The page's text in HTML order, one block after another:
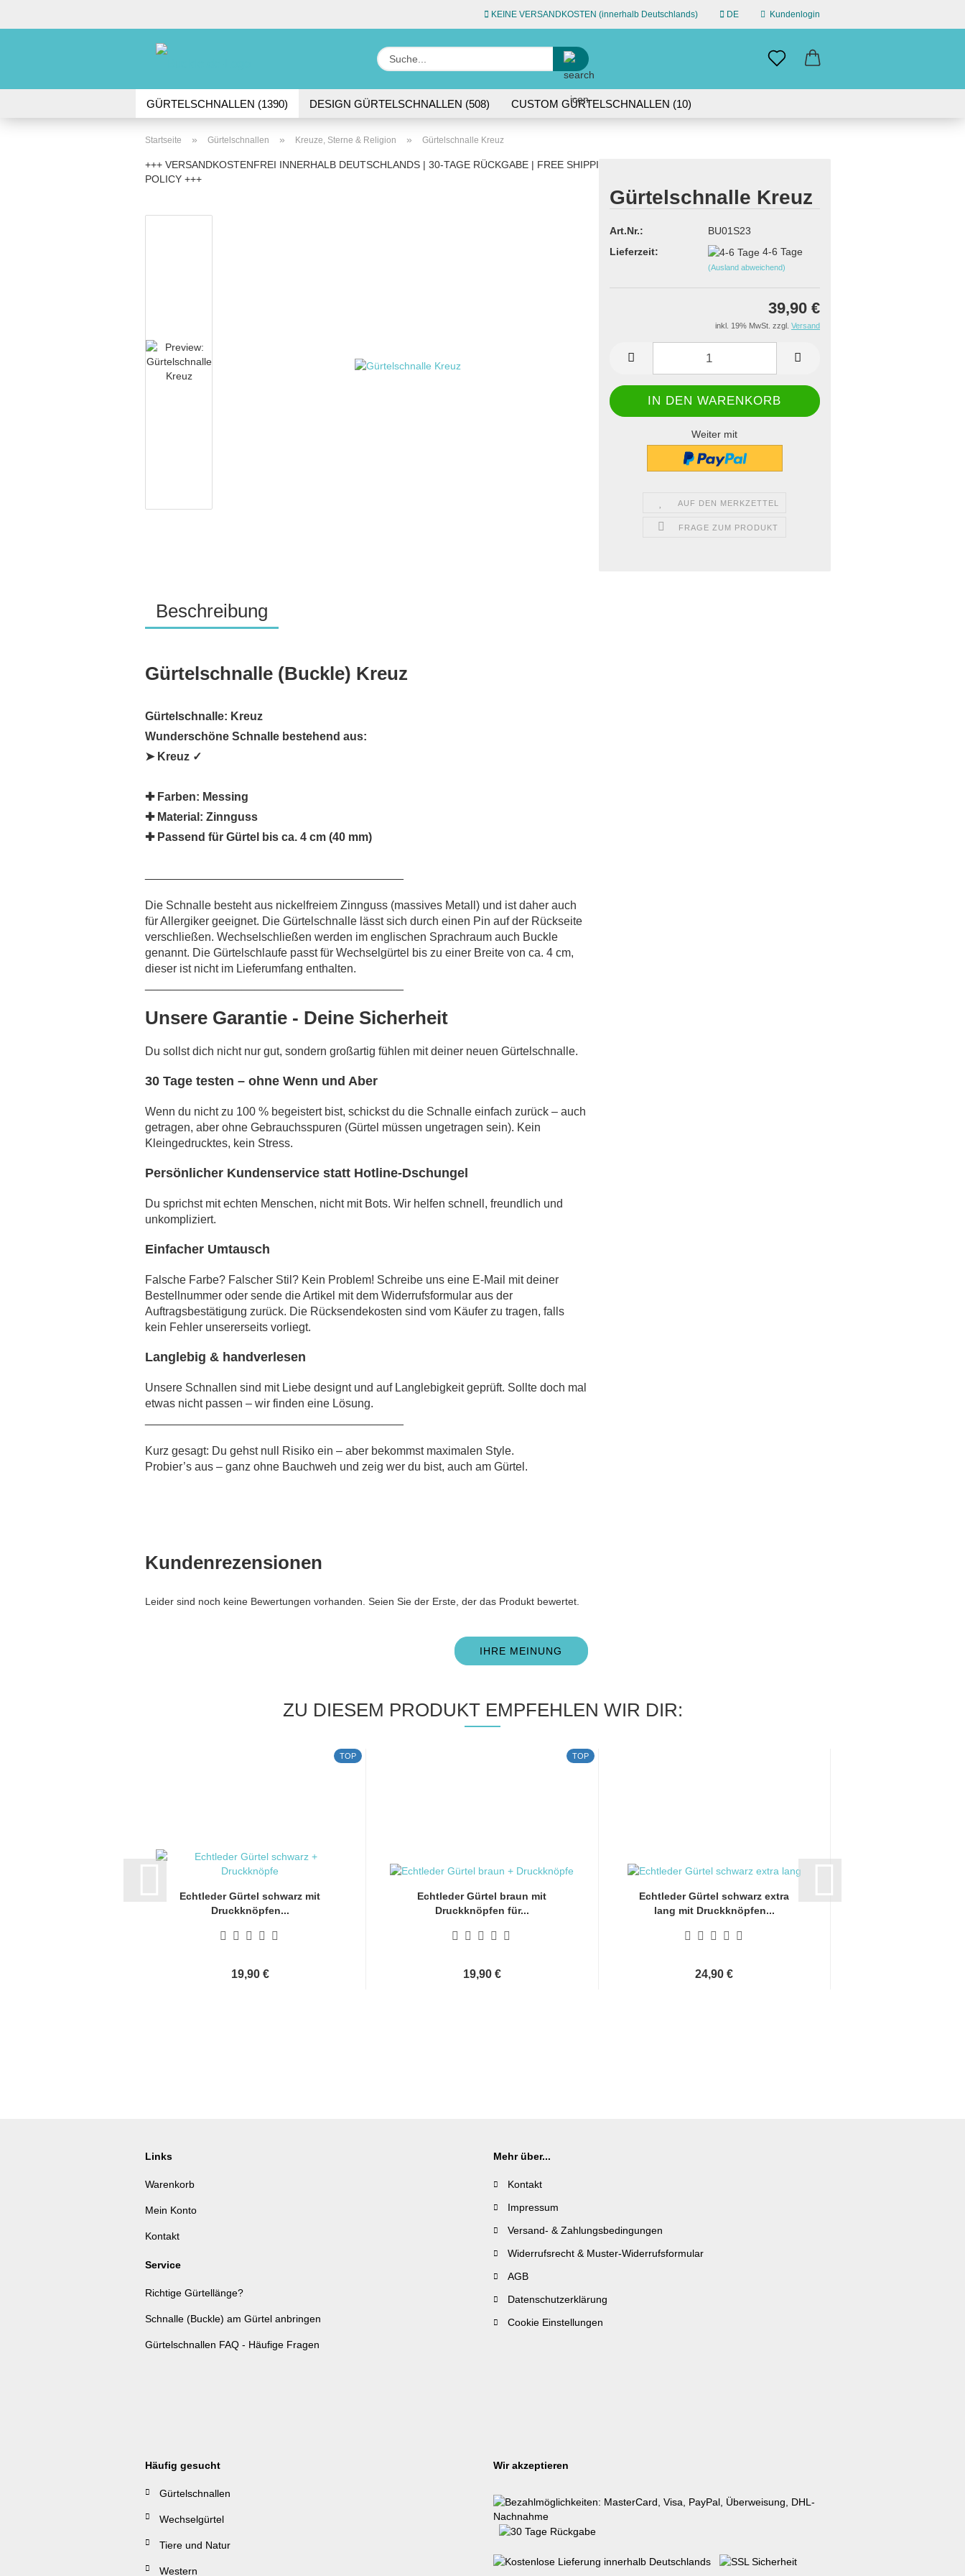
KEINE VERSANDKOSTEN (innerhalb Deutschlands) DE
Sprache auswählen
Kundenlogin
Suche...
GÜRTELSCHNALLEN (1390) DESIGN GÜRTELSCHNALLEN (508) CUSTOM GÜRTELSCHNALLEN (10)
Startseite » Gürtelschnallen » Kreuze, Sterne & Religion » Gürtelschnalle Kreuz
+++ VERSANDKOSTENFREI INNERHALB DEUTSCHLANDS | 30-TAGE RÜCKGABE | FREE SHIPPING WITHIN GERMANY | 30-DAY RETURN
POLICY +++
Gürtelschnalle Kreuz
Art.Nr.:
BU01S23
Lieferzeit:
4-6 Tage
(Ausland abweichend)
39,90 €
inkl. 19% MwSt. zzgl. Versand
Weiter mit
AUF DEN MERKZETTEL
FRAGE ZUM PRODUKT
Beschreibung
Gürtelschnalle (Buckle) Kreuz
Gürtelschnalle: Kreuz
Wunderschöne Schnalle bestehend aus:
➤ Kreuz ✓
✚ Farben: Messing
✚ Material: Zinnguss
✚ Passend für Gürtel bis ca. 4 cm (40 mm)
Die Schnalle besteht aus nickelfreiem Zinnguss (massives Metall) und ist daher auch
für Allergiker geeignet. Die Gürtelschnalle lässt sich durch einen Pin auf der Rückseite
verschließen. Wechselschließen werden im englischen Sprachraum auch Buckle
genannt. Die Gürtelschlaufe passt für Wechselgürtel bis zu einer Breite von ca. 4 cm,
dieser ist nicht im Lieferumfang enthalten.
Unsere Garantie - Deine Sicherheit
Du sollst dich nicht nur gut, sondern großartig fühlen mit deiner neuen Gürtelschnalle.
30 Tage testen – ohne Wenn und Aber
Wenn du nicht zu 100 % begeistert bist, schickst du die Schnalle einfach zurück – auch
getragen, aber ohne Gebrauchsspuren (Gürtel müssen ungetragen sein). Kein
Kleingedrucktes, kein Stress.
Persönlicher Kundenservice statt Hotline-Dschungel
Du sprichst mit echten Menschen, nicht mit Bots. Wir helfen schnell, freundlich und
unkompliziert.
Einfacher Umtausch
Falsche Farbe? Falscher Stil? Kein Problem! Schreibe uns eine E-Mail mit deiner
Bestellnummer oder sende die Artikel mit dem Widerrufsformular aus der
Auftragsbestätigung zurück. Die Rücksendekosten sind vom Käufer zu tragen, falls
kein Fehler unsererseits vorliegt.
Langlebig & handverlesen
Unsere Schnallen sind mit Liebe designt und auf Langlebigkeit geprüft. Sollte doch mal
etwas nicht passen – wir finden eine Lösung.
Kurz gesagt: Du gehst null Risiko ein – aber bekommst maximalen Style.
Probier’s aus – ganz ohne Bauchweh und zeig wer du bist, auch am Gürtel.
Kundenrezensionen
Leider sind noch keine Bewertungen vorhanden. Seien Sie der Erste, der das Produkt bewertet.
IHRE MEINUNG
ZU DIESEM PRODUKT EMPFEHLEN WIR DIR:
TOP
Echtleder Gürtel schwarz mit
Druckknöpfen...
19,90 €
TOP
Echtleder Gürtel braun mit
Druckknöpfen für...
19,90 €
Echtleder Gürtel schwarz extra
lang mit Druckknöpfen...
24,90 €
Links
Warenkorb
Mein Konto
Kontakt
Service
Richtige Gürtellänge?
Schnalle (Buckle) am Gürtel anbringen
Gürtelschnallen FAQ - Häufige Fragen
Mehr über...
Kontakt
Impressum
Versand- & Zahlungsbedingungen
Widerrufsrecht & Muster-Widerrufsformular
AGB
Datenschutzerklärung
Cookie Einstellungen
Häufig gesucht
Gürtelschnallen
Wechselgürtel
Tiere und Natur
Western
Wir akzeptieren